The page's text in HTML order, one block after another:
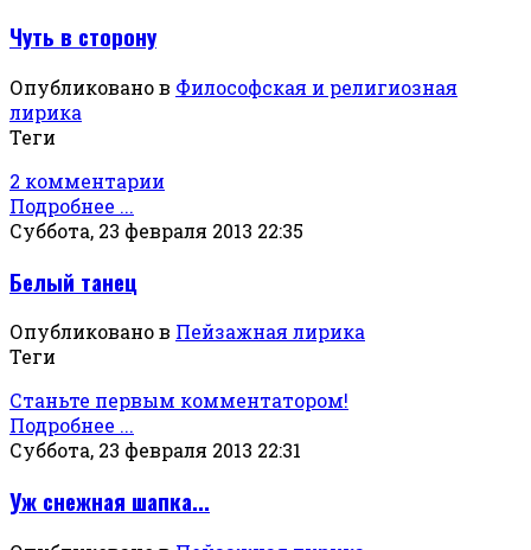
Чуть в сторону
Опубликовано в Философская и религиозная
лирика
Теги
2 комментарии
Подробнее ...
Суббота, 23 февраля 2013 22:35
Белый танец
Опубликовано в Пейзажная лирика
Теги
Станьте первым комментатором!
Подробнее ...
Суббота, 23 февраля 2013 22:31
Уж снежная шапка...